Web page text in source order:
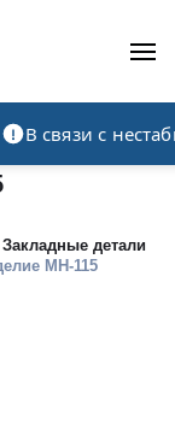
В связи с
Закладные детали
МН-115